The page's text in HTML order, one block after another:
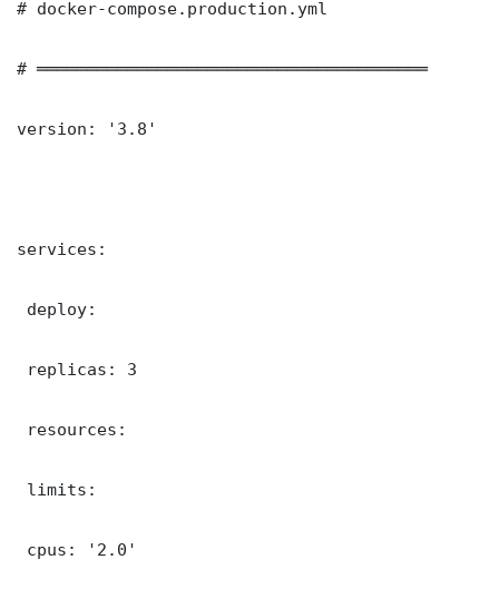
# docker-compose.production.yml
# ═══════════════════════════════════════
version: '3.8'
services:
deploy:
replicas: 3
resources:
limits:
cpus: '2.0'